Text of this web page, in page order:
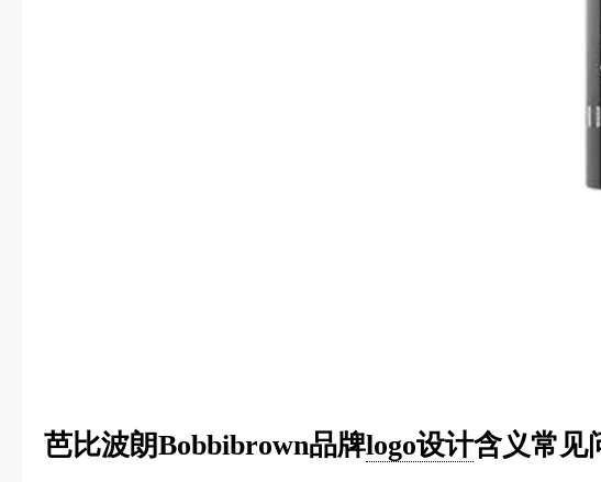
芭比波朗Bobbibrown品牌logo设计含义常见